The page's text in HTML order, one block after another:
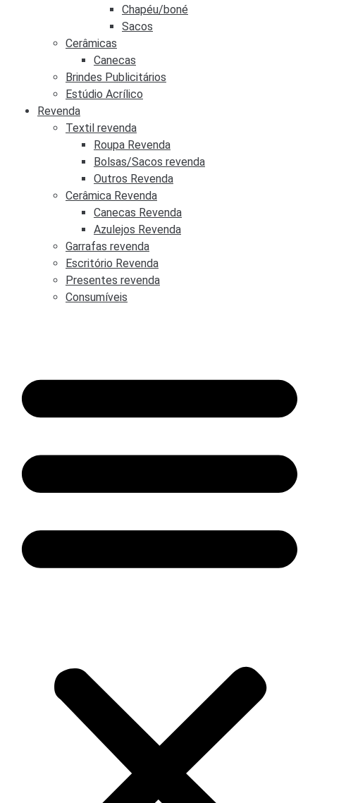
Chapéu/boné
Sacos
Cerâmicas
Canecas
Brindes Publicitários
Estúdio Acrílico
Revenda
Textil revenda
Roupa Revenda
Bolsas/Sacos revenda
Outros Revenda
Cerâmica Revenda
Canecas Revenda
Azulejos Revenda
Garrafas revenda
Escritório Revenda
Presentes revenda
Consumíveis